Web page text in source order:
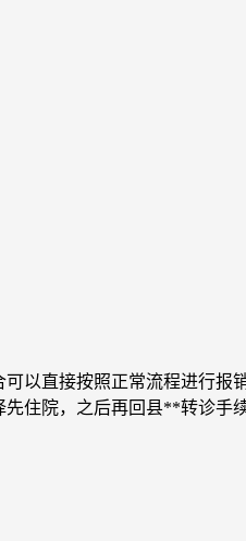
以直接按照正常流程进行报
住院，之后再回县**转诊手